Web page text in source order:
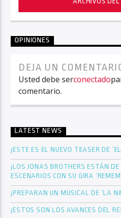
OPINIONES
DEJA UN
Usted debe serconectado
comentario.
LATEST NEWS
¡ESTE ES EL NUEVO TEASER DE
¡LOS JONAS BROTHERS ESTÁN DE
ESCENARIOS CON SU GIRA
¡PREPARAN UN MUSICAL DE ‘LA
¡ESTOS SON LOS AVANCES DEL